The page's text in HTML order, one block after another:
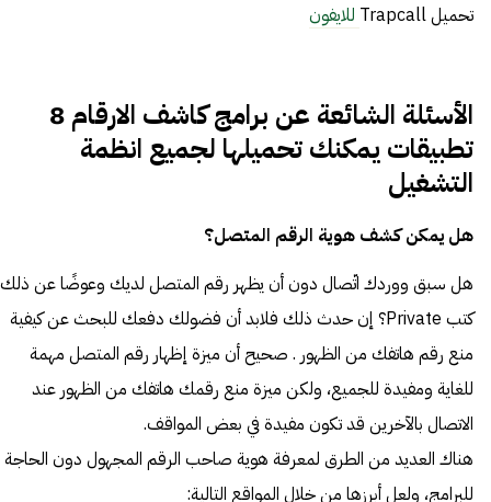
تحميل Trapcall
للايفون
الأسئلة الشائعة عن برامج كاشف الارقام 8
تطبيقات يمكنك تحميلها لجميع انظمة
التشغيل
هل يمكن كشف هوية الرقم المتصل؟
هل سبق ووردك اتّصال دون أن يظهر رقم المتصل لديك وعوضًا عن ذلك
كتب Private؟ إن حدث ذلك فلابد أن فضولك دفعك للبحث عن كيفية
منع رقم هاتفك من الظهور . صحيح أن ميزة إظهار رقم المتصل مهمة
للغاية ومفيدة للجميع، ولكن ميزة منع رقمك هاتفك من الظهور عند
الاتصال بالآخرين قد تكون مفيدة في بعض المواقف.
هناك العديد من الطرق لمعرفة هوية صاحب الرقم المجهول دون الحاجة
للبرامج، ولعل أبرزها من خلال المواقع التالية: